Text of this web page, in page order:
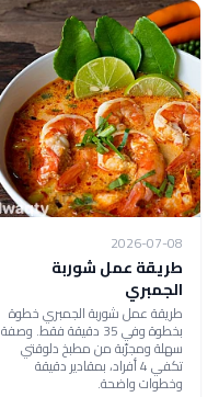
2026-07-08
طريقة عمل شوربة
الجمبري
طريقة عمل شوربة الجمبري خطوة
بخطوة وفي 35 دقيقة فقط. وصفة
سهلة ومجرّبة من مطبخ دلوقتي
تكفي 4 أفراد، بمقادير دقيقة
وخطوات واضحة.